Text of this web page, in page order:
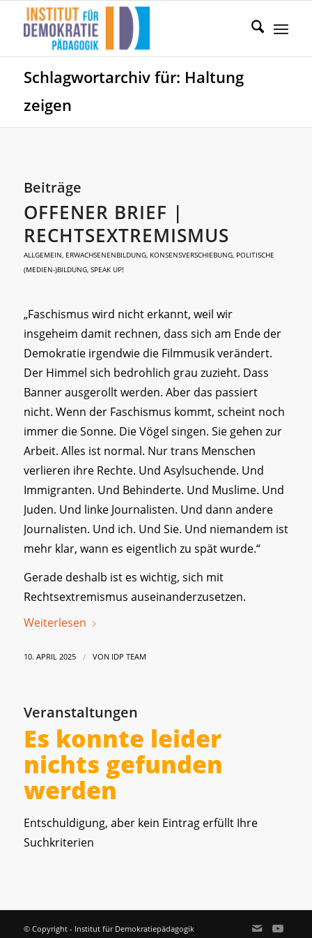
Schlagwortarchiv für: Haltung
zeigen
Beiträge
OFFENER BRIEF |
RECHTSEXTREMISMUS
ALLGEMEIN, ERWACHSENENBILDUNG, KONSENSVERSCHIEBUNG, POLITISCHE
(MEDIEN-)BILDUNG, SPEAK UP!
„Faschismus wird nicht erkannt, weil wir
insgeheim damit rechnen, dass sich am Ende der
Demokratie irgendwie die Filmmusik verändert.
Der Himmel sich bedrohlich grau zuzieht. Dass
Banner ausgerollt werden. Aber das passiert
nicht. Wenn der Faschismus kommt, scheint noch
immer die Sonne. Die Vögel singen. Sie gehen zur
Arbeit. Alles ist normal. Nur trans Menschen
verlieren ihre Rechte. Und Asylsuchende. Und
Immigranten. Und Behinderte. Und Muslime. Und
Juden. Und linke Journalisten. Und dann andere
Journalisten. Und ich. Und Sie. Und niemandem ist
mehr klar, wann es eigentlich zu spät wurde.“
Gerade deshalb ist es wichtig, sich mit
Rechtsextremismus auseinanderzusetzen.
Weiterlesen
10. APRIL 2025 / VON IDP TEAM
Veranstaltungen
Es konnte leider
nichts gefunden
werden
Entschuldigung, aber kein Eintrag erfüllt Ihre
Suchkriterien
© Copyright - Institut für Demokratiepädagogik